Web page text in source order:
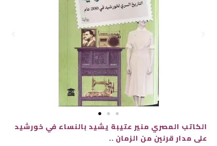
الكاتب المصري منير عتيبة يشيد بالنساء في خورشيد
على مدار قرنين من الزمان ..